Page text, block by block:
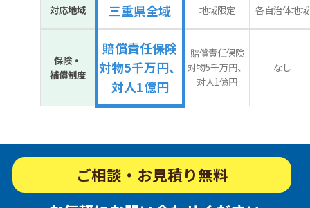
対応地域 三重県全域 地域限定 各自治体地域
保険・
補償制度
賠償責任保険
対物5千万円、
対人1億円
賠償責任保険
対物5千万円、
対人1億円
なし
ご相談・お見積り無料